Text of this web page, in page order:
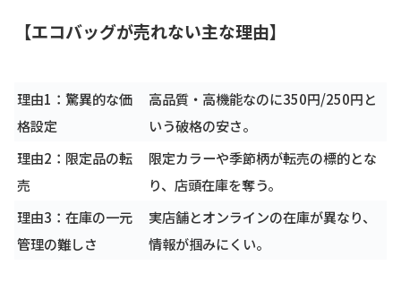
【エコバッグが売れない主な理由】
理由1：驚異的な価
格設定
高品質・高機能なのに350円/250円と
いう破格の安さ。
理由2：限定品の転
売
限定カラーや季節柄が転売の標的とな
り、店頭在庫を奪う。
理由3：在庫の一元
管理の難しさ
実店舗とオンラインの在庫が異なり、
情報が掴みにくい。